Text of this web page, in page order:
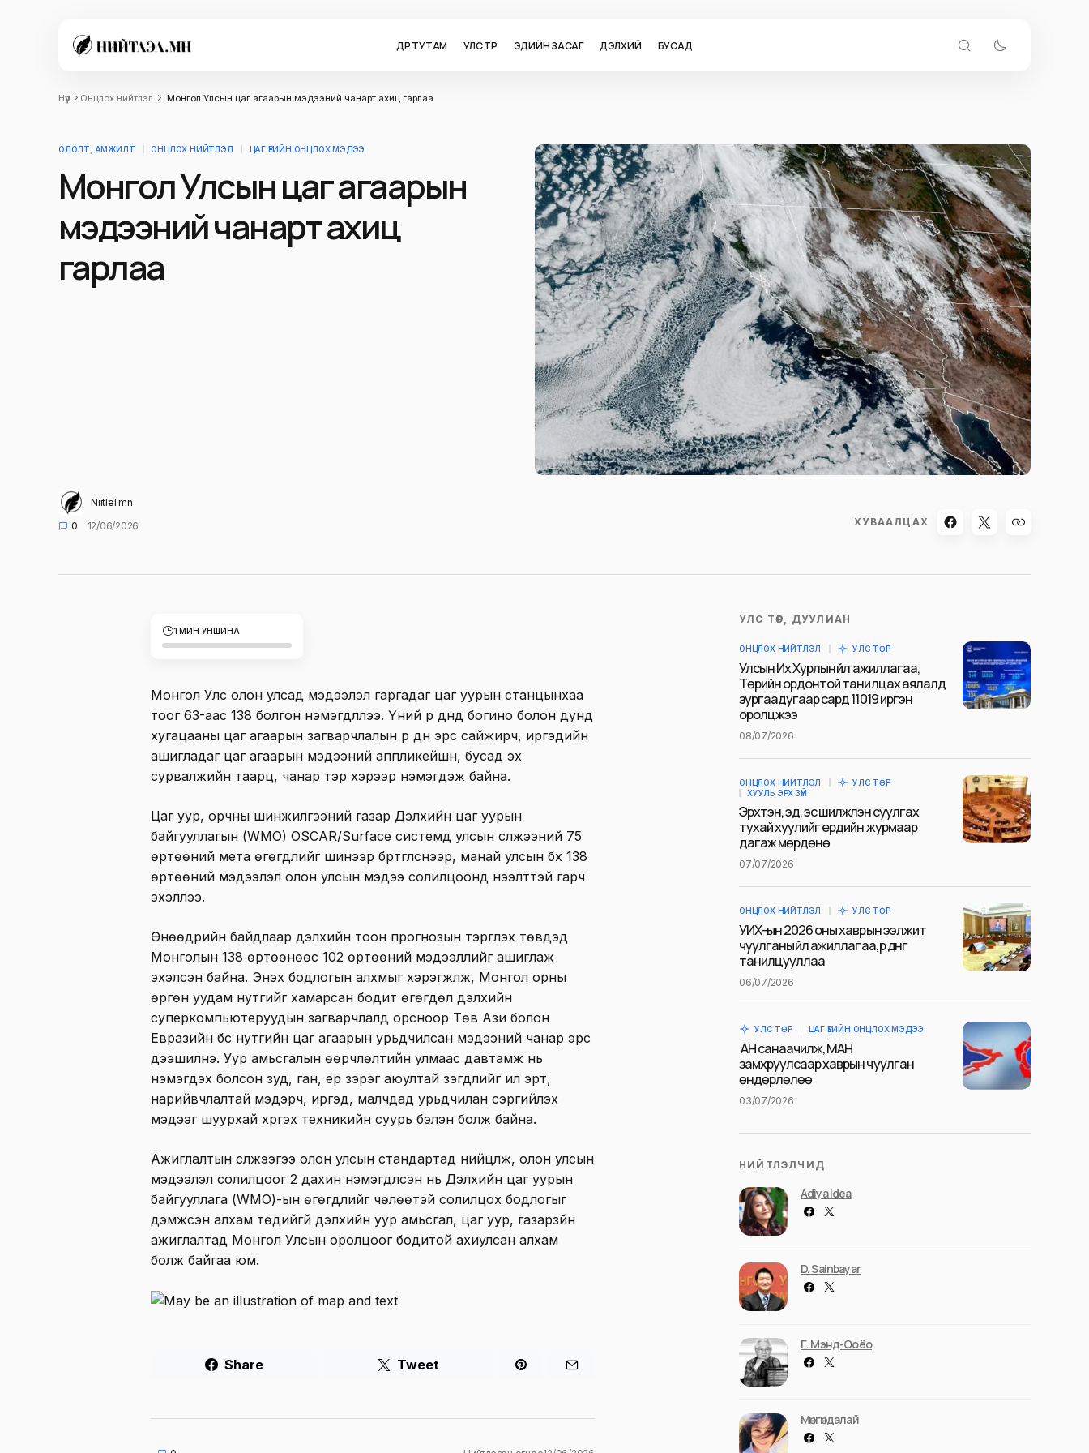
ӨДӨР ТУТАМ УЛС ТӨР ЭДИЙН ЗАСАГ ДЭЛХИЙ БУСАД
Нүүр Онцлох нийтлэл Монгол Улсын цаг агаарын мэдээний чанарт ахиц гарлаа
ОЛОЛТ, АМЖИЛТ ОНЦЛОХ НИЙТЛЭЛ ЦАГ ҮЕИЙН ОНЦЛОХ МЭДЭЭ
Монгол Улсын цаг агаарын
мэдээний чанарт ахиц
гарлаа
Niitlel.mn
0
12/06/2026 ХУВААЛЦАХ
1 МИН УНШИНА
Монгол Улс олон улсад мэдээлэл гаргадаг цаг уурын станцынхаа
тоог 63-аас 138 болгон нэмэгдүүллээ. Үүний үр дүнд богино болон дунд
хугацааны цаг агаарын загварчлалын үр дүн эрс сайжирч, иргэдийн
ашигладаг цаг агаарын мэдээний аппликейшн, бусад эх
сурвалжийн таарц, чанар тэр хэрээр нэмэгдэж байна.
Цаг уур, орчны шинжилгээний газар Дэлхийн цаг уурын
байгууллагын (WMO) OSCAR/Surface системд улсын сүлжээний 75
өртөөний мета өгөгдлийг шинээр бүртгүүлснээр, манай улсын бүх 138
өртөөний мэдээлэл олон улсын мэдээ солилцоонд нээлттэй гарч
эхэллээ.
Өнөөдрийн байдлаар дэлхийн тоон прогнозын тэргүүлэх төвүүдэд
Монголын 138 өртөөнөөс 102 өртөөний мэдээллийг ашиглаж
эхэлсэн байна. Энэхүү бодлогын алхмыг хэрэгжүүлж, Монгол орны
өргөн уудам нутгийг хамарсан бодит өгөгдөл дэлхийн
суперкомпьютеруудын загварчлалд орсноор Төв Ази болон
Евразийн бүс нутгийн цаг агаарын урьдчилсан мэдээний чанар эрс
дээшилнэ. Уур амьсгалын өөрчлөлтийн улмаас давтамж нь
нэмэгдэх болсон зуд, ган, үер зэрэг аюултай үзэгдлийг илүү эрт,
нарийвчлалтай мэдэрч, иргэд, малчдад урьдчилан сэргийлэх
мэдээг шуурхай хүргэх техникийн суурь бэлэн болж байна.
Ажиглалтын сүлжээгээ олон улсын стандартад нийцүүлж, олон улсын
мэдээлэл солилцоог 2 дахин нэмэгдүүлсэн нь Дэлхийн цаг уурын
байгууллага (WMO)-ын өгөгдлийг чөлөөтэй солилцох бодлогыг
дэмжсэн алхам төдийгүй дэлхийн уур амьсгал, цаг уур, газарзүйн
ажиглалтад Монгол Улсын оролцоог бодитой ахиулсан алхам
болж байгаа юм.
Share Tweet
УЛС ТӨР, ДУУЛИАН
ОНЦЛОХ НИЙТЛЭЛ УЛС ТӨР
Улсын Их Хурлын үйл ажиллагаа,
Төрийн ордонтой танилцах аялалд
зургаадугаар сард 11019 иргэн
оролцжээ
08/07/2026
ОНЦЛОХ НИЙТЛЭЛ
УЛС ТӨР
ХУУЛЬ ЭРХ ЗҮЙ
Эрхтэн, эд, эс шилжүүлэн суулгах
тухай хуулийг ердийн журмаар
дагаж мөрдөнө
07/07/2026
ОНЦЛОХ НИЙТЛЭЛ УЛС ТӨР
УИХ-ын 2026 оны хаврын ээлжит
чуулганы үйл ажиллагаа, үр дүнг
танилцууллаа
06/07/2026
УЛС ТӨР ЦАГ ҮЕИЙН ОНЦЛОХ МЭДЭЭ
АН санаачилж, МАН
замхруулсаар хаврын чуулган
өндөрлөлөө
03/07/2026
НИЙТЛЭЛЧИД
Adiya Idea
D. Sainbayar
Г. Мэнд-Ооёо
Мөнгөндалай